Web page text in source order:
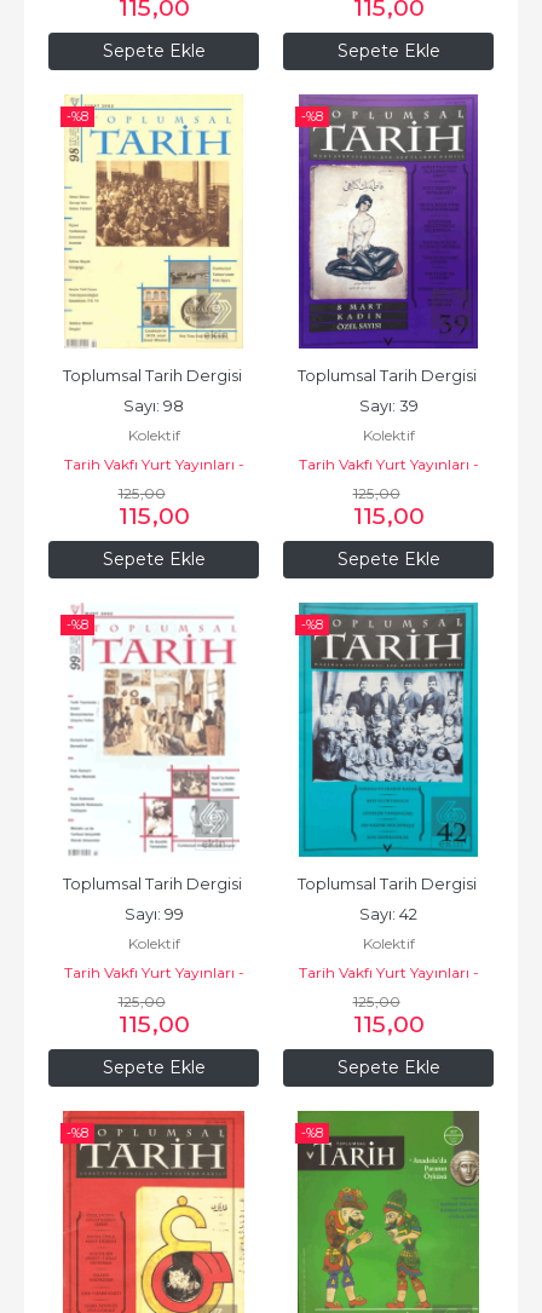
Sepete Ekle
115,00
Sepete Ekle
115,00
-%8
Sepete Ekle
Toplumsal Tarih Dergisi
Sayı: 98
Kolektif
Tarih Vakfı Yurt Yayınları -
Toplumsal Tarih Dergisi
125,00
115,00
-%8
Sepete Ekle
Toplumsal Tarih Dergisi
Sayı: 39
Kolektif
Tarih Vakfı Yurt Yayınları -
Toplumsal Tarih Dergisi
125,00
115,00
-%8
Sepete Ekle
Toplumsal Tarih Dergisi
Sayı: 99
Kolektif
Tarih Vakfı Yurt Yayınları -
Toplumsal Tarih Dergisi
125,00
115,00
-%8
Sepete Ekle
Toplumsal Tarih Dergisi
Sayı: 42
Kolektif
Tarih Vakfı Yurt Yayınları -
Toplumsal Tarih Dergisi
125,00
115,00
-%8 -%8